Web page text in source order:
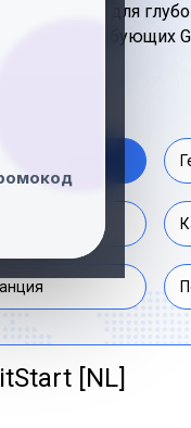
решение для
требующих
[NL]